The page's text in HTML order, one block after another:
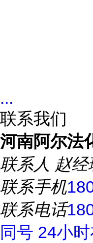
...
联系我们
河南阿尔法
联系人 赵经
联系手机
联系电话
同号 24小